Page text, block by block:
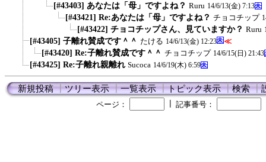
[#43403] あなたは「母」ですよね？ Ruru 14/6/13(金) 7:13
[#43421] Re:あなたは「母」ですよね？ チョコチップ
[#43422] チョコチップさん、見ていますか？ Ruru
[#43405] 子離れ賛成です＾＾ たける 14/6/13(金) 12:23 ≪
[#43420] Re:子離れ賛成です＾＾ チョコチップ 14/6/15(日) 21:43
[#43425] Re:子離れ親離れ Sucoca 14/6/19(木) 6:59
新規投稿┃ツリー表示┃一覧表示┃トピック表示┃検索┃
ページ： 記事番号：